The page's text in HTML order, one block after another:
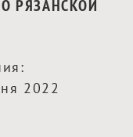
РЯЗАНСКОЙ
2022